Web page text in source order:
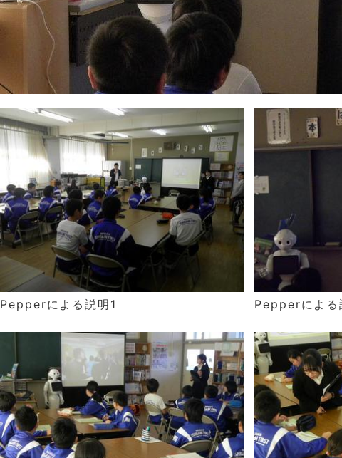
Pepperによる説明1 Pepperによ